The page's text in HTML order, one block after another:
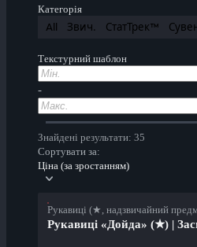
Категорія
All Звич. СтатТрек™
Текстурний шаблон
-
Знайдені результати: 35
Сортувати за:
Ціна (за зростанням)
Рукавиці (★, надзвичайний
Рукавиці «Дойда» (★) |